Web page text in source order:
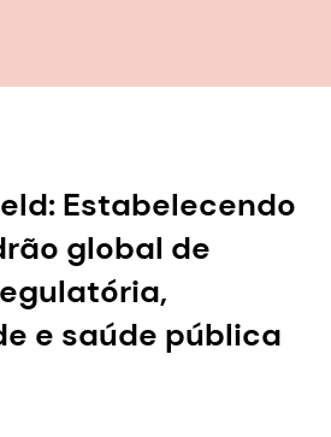
Estabelecendo
global de
e saúde pública